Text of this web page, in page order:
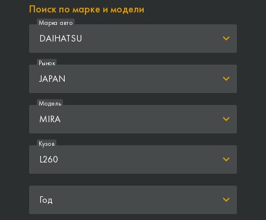
Поиск по марке и модели
DAIHATSU
Марка авто
JAPAN
Рынок
MIRA
Модель
L260
Кузов
Год